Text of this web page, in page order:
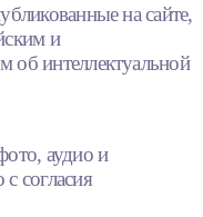
на сайте,
и
об интеллектуальной
аудио и
согласия